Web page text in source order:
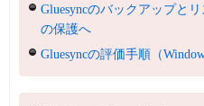
Gluesyncのバックアップと
の保護へ
Gluesyncの評価手順（